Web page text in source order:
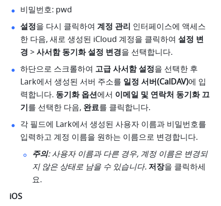
비밀번호: pwd
설정을 다시 클릭하여 계정 관리 인터페이스에 액세스
한 다음, 새로 생성된 iCloud 계정을 클릭하여 설정 변
경 > 사서함 동기화 설정 변경을 선택합니다.
하단으로 스크롤하여 고급 사서함 설정을 선택한 후
Lark에서 생성된 서버 주소를 일정 서버(CalDAV)에 입
력합니다. 동기화 옵션에서 이메일 및 연락처 동기화 끄
기를 선택한 다음, 완료를 클릭합니다.
각 필드에 Lark에서 생성된 사용자 이름과 비밀번호를
입력하고 계정 이름을 원하는 이름으로 변경합니다.
주의: 사용자 이름과 다른 경우, 계정 이름은 변경되
지 않은 상태로 남을 수 있습니다. 저장을 클릭하세
요.
iOS